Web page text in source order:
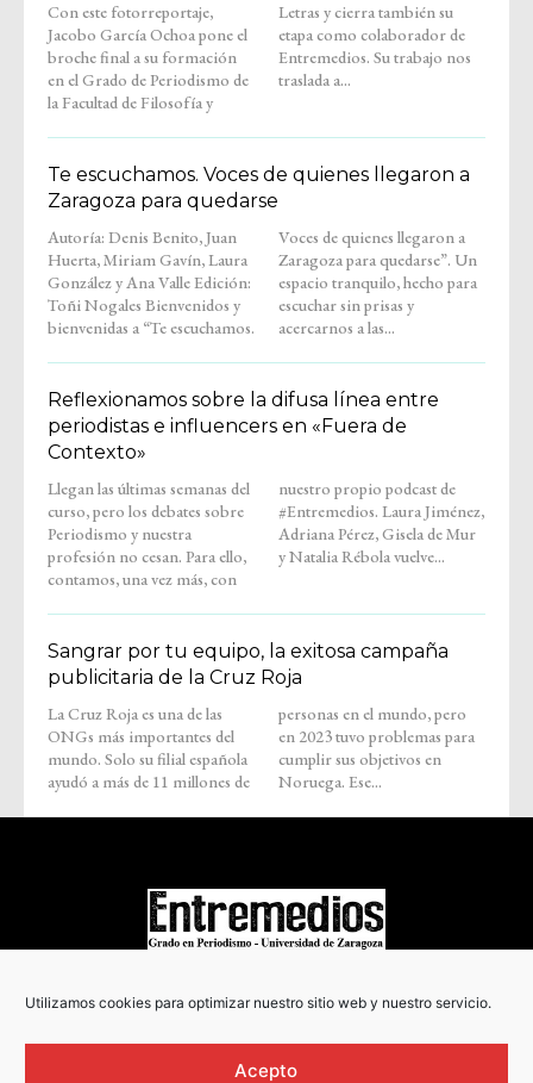
Utilizamos cookies para optimizar nuestro sitio web y nuestro servicio.
Acepto
Con este fotorreportaje,
Jacobo García Ochoa pone el
broche final a su formación
en el Grado de Periodismo de
la Facultad de Filosofía y
Letras y cierra también su
etapa como colaborador de
Entremedios. Su trabajo nos
traslada a...
Te escuchamos. Voces de quienes llegaron a
Zaragoza para quedarse
Autoría: Denis Benito, Juan
Huerta, Miriam Gavín, Laura
González y Ana Valle Edición:
Toñi Nogales Bienvenidos y
bienvenidas a “Te escuchamos.
Voces de quienes llegaron a
Zaragoza para quedarse”. Un
espacio tranquilo, hecho para
escuchar sin prisas y
acercarnos a las...
Reflexionamos sobre la difusa línea entre
periodistas e influencers en «Fuera de
Contexto»
Llegan las últimas semanas del
curso, pero los debates sobre
Periodismo y nuestra
profesión no cesan. Para ello,
contamos, una vez más, con
nuestro propio podcast de
#Entremedios. Laura Jiménez,
Adriana Pérez, Gisela de Mur
y Natalia Rébola vuelve...
Sangrar por tu equipo, la exitosa campaña
publicitaria de la Cruz Roja
La Cruz Roja es una de las
ONGs más importantes del
mundo. Solo su filial española
ayudó a más de 11 millones de
personas en el mundo, pero
en 2023 tuvo problemas para
cumplir sus objetivos en
Noruega. Ese...